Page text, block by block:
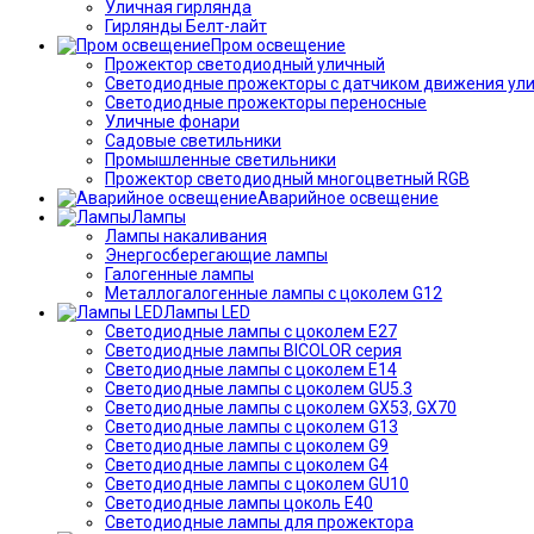
Уличная гирлянда
Гирлянды Белт-лайт
Пром освещение
Прожектор светодиодный уличный
Светодиодные прожекторы с датчиком движения
Светодиодные прожекторы переносные
Уличные фонари
Садовые светильники
Промышленные светильники
Прожектор светодиодный многоцветный RGB
Аварийное освещение
Лампы
Лампы накаливания
Энергосберегающие лампы
Галогенные лампы
Металлогалогенные лампы с цоколем G12
Лампы LED
Светодиодные лампы с цоколем E27
Светодиодные лампы BICOLOR серия
Светодиодные лампы с цоколем E14
Светодиодные лампы с цоколем GU5.3
Светодиодные лампы с цоколем GX53, GX70
Светодиодные лампы с цоколем G13
Светодиодные лампы с цоколем G9
Светодиодные лампы с цоколем G4
Светодиодные лампы с цоколем GU10
Светодиодные лампы цоколь Е40
Светодиодные лампы для прожектора